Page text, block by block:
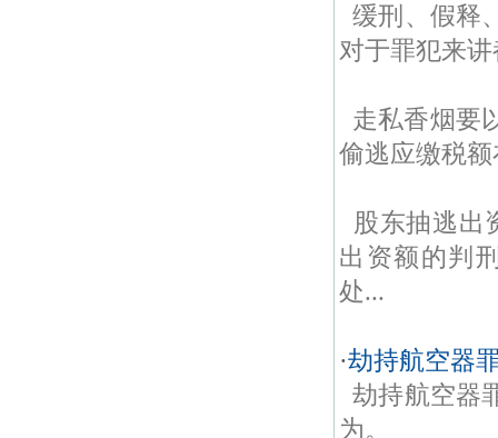
缓刑、假释
对于罪犯来
走私香烟要
偷逃应缴税
股东抽逃出
出资额的判
处...
·劫持航空器
劫持航空器
为。